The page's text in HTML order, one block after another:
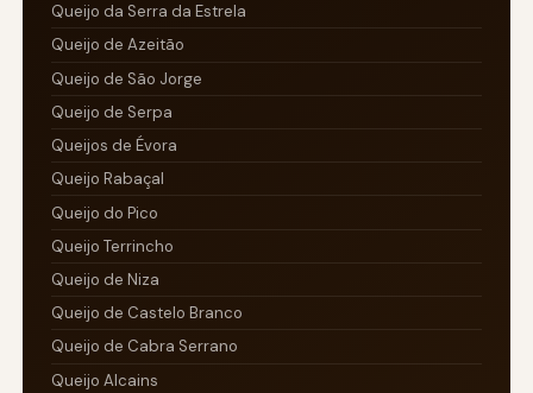
Queijo da Serra da Estrela
Queijo de Azeitão
Queijo de São Jorge
Queijo de Serpa
Queijos de Évora
Queijo Rabaçal
Queijo do Pico
Queijo Terrincho
Queijo de Niza
Queijo de Castelo Branco
Queijo de Cabra Serrano
Queijo Alcains